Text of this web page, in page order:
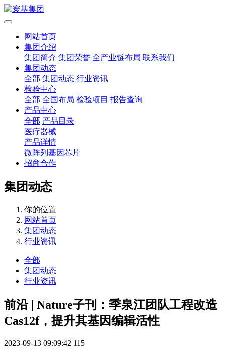
网站首页
集团介绍
集团简介 集团荣誉 全产业链布局 联系我们
集团动态
全部 集团动态 行业资讯
检验中心
全部 全国布局 检验项目 报告查询
产品中心
全部 产品目录
医疗器械
产品详情
微阵列基因芯片
招商合作
集团动态
你的位置
网站首页
集团动态
行业资讯
全部
集团动态
行业资讯
前沿 | Nature子刊：季泉江团队工程改造
Cas12f，提升其基因编辑活性
2023-09-13 09:09:42 115